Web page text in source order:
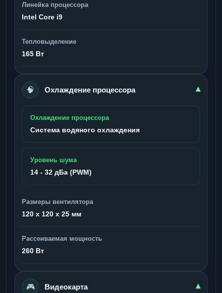
Линейка процессора
Intel Core i9
Тепловыделение
165 Вт
🧠 Охлаждение процессора ▾
Охлаждение процессора
Система водяного охлаждения
Уровень шума
14 - 32 дБа (PWM)
Размеры вентилятора
120 x 120 x 25 мм
Рассеиваемая мощность
260 Вт
🎮 Видеокарта ▾